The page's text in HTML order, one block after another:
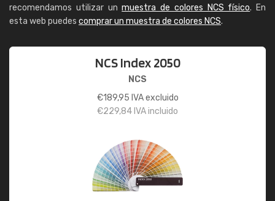
recomendamos utilizar unmuestra de colores NCS físico. En
esta web puedes comprar un muestra de colores NCS.
NCS Index 2050
NCS
€189,95 IVA excluido
€229,84 IVA incluido